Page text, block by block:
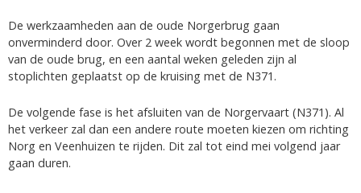
De werkzaamheden aan de oude Norgerbrug gaan
onverminderd door. Over 2 week wordt begonnen met de sloop
van de oude brug, en een aantal weken geleden zijn al
stoplichten geplaatst op de kruising met de N371.
De volgende fase is het afsluiten van de Norgervaart (N371). Al
het verkeer zal dan een andere route moeten kiezen om richting
Norg en Veenhuizen te rijden. Dit zal tot eind mei volgend jaar
gaan duren.